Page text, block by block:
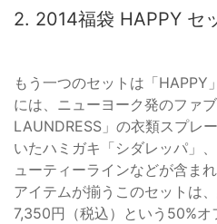
2. 2014福袋 HAPPY セ
もう一つのセットは「HAPPY
には、ニューヨーク発のファ
LAUNDRESS」の衣類スプレ
いたハミガキ「シダレッパ」
ューティーラインなどが含ま
アイテムが揃うこのセットは
7,350円（税込）という50%オ